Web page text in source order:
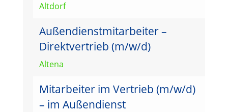
Altdorf
Außendienstmitarbeiter –
Direktvertrieb (m/w/d)
Altena
Mitarbeiter im Vertrieb (m/w/d)
– im Außendienst